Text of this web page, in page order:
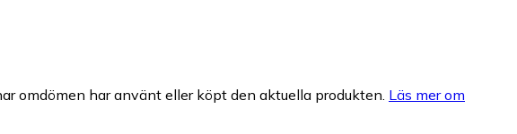
omdömen har använt eller köpt den aktuella produkten. Läs mer om